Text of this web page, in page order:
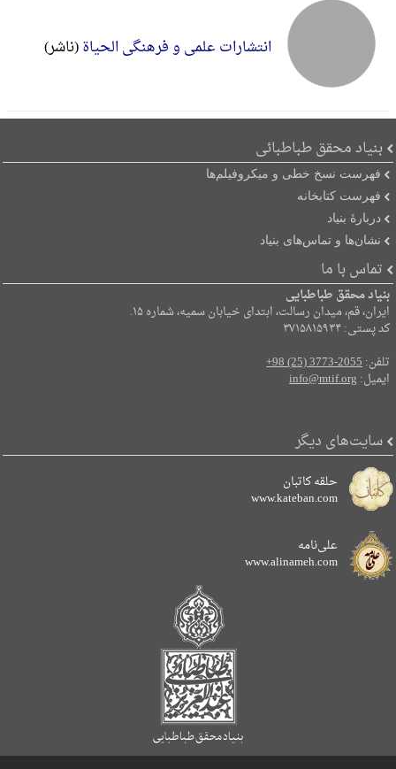
انتشارات علمی و فرهنگی الحیاة(ناشر)
بنیاد محقق طباطبائی
فهرست نسخ خطی و میکروفیلم‌ها
فهرست کتابخانه
دربارۀ بنیاد
نشان‌ها و تماس‌های بنیاد
تماس با ما
بنیاد محقق طباطبایی
ایران، قم، میدان رسالت، ابتدای خیابان سمیه، شماره ۱۵.
کد پستی: ۳۷۱۵۸۱۵۹۳۴
تلفن:+98 (25) 3773-2055
ایمیل:info@mtif.org
سایت‌های دیگر
حلقه کاتبان
www.kateban.com
علی‌نامه
www.alinameh.com